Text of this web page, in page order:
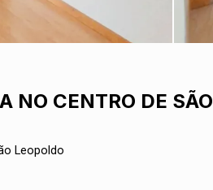
NO CENTRO DE SÃO
Leopoldo